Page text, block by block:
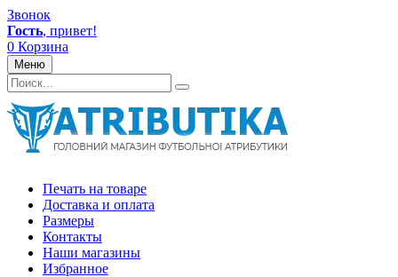
Звонок
Гость, привет!
0 Корзина
Меню
Печать на товаре
Доставка и оплата
Размеры
Контакты
Наши магазины
Избранное